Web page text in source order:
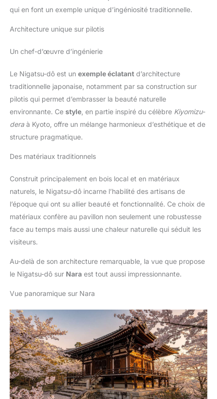
qui en font un exemple unique d’ingéniosité traditionnelle.
Architecture unique sur pilotis
Un chef-d’œuvre d’ingénierie
Le Nigatsu-dô est un exemple éclatant d’architecture
traditionnelle japonaise, notamment par sa construction sur
pilotis qui permet d’embrasser la beauté naturelle
environnante. Ce style , en partie inspiré du célèbre Kiyomizu-
dera à Kyoto, offre un mélange harmonieux d’esthétique et de
structure pragmatique.
Des matériaux traditionnels
Construit principalement en bois local et en matériaux
naturels, le Nigatsu-dô incarne l’habilité des artisans de
l’époque qui ont su allier beauté et fonctionnalité. Ce choix de
matériaux confère au pavillon non seulement une robustesse
face au temps mais aussi une chaleur naturelle qui séduit les
visiteurs.
Au-delà de son architecture remarquable, la vue que propose
le Nigatsu-dô sur Nara est tout aussi impressionnante.
Vue panoramique sur Nara